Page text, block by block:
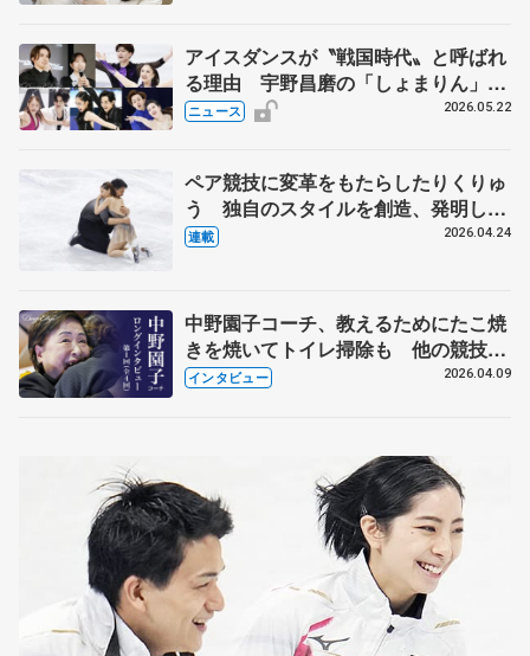
アイスダンスが〝戦国時代〟と呼ばれ
る理由 宇野昌磨の「しょまりん」ら
実力者が相次いで参戦 国内の競争激
ニュース 2026.05.22
ペア競技に変革をもたらしたりくりゅ
う 独自のスタイルを創造、発明した
【引退発表後②】
連載 2026.04.24
中野園子コーチ、教えるためにたこ焼
きを焼いてトイレ掃除も 他の競技に
も通用するという坂本花織の筋肉
インタビュー 2026.04.09